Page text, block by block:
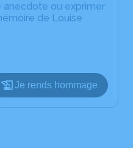
anecdote ou exprimer
de Louise
Je rends hommage